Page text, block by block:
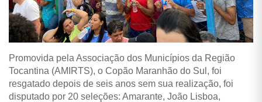
Promovida pela Associação dos Municípios da Região
Tocantina (AMIRTS), o Copão Maranhão do Sul, foi
resgatado depois de seis anos sem sua realização, foi
disputado por 20 seleções: Amarante, João Lisboa,